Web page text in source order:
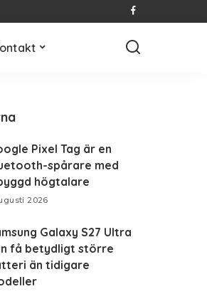
Pixel Tag är en
spårare med
högtalare
2026
Galaxy S27 Ultra
få betydligt större
än tidigare